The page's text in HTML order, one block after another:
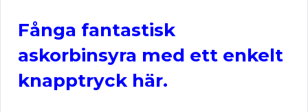
Fånga fantastisk
askorbinsyra med ett enkelt
knapptryck här.